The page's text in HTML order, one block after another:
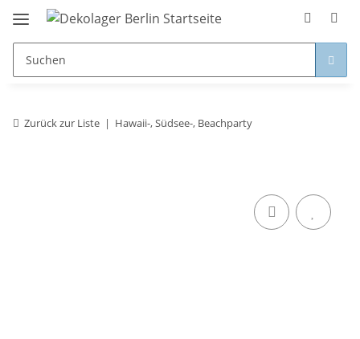
Zurück zur Liste Hawaii-, Südsee-, Beachparty